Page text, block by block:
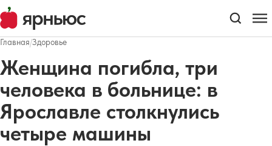
Главная/Здоровье
Женщина погибла, три
человека в больнице: в
Ярославле столкнулись
четыре машины